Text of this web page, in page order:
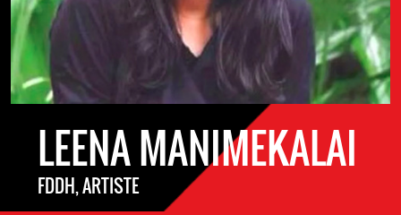
LEENA MANIMEKALAI
FDDH, ARTISTE